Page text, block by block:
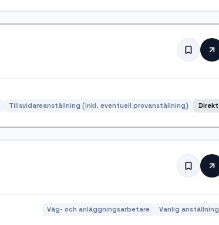
Tillsvidareanställning (inkl. eventuell provanställning) Direkt
Väg- och anläggningsarbetare Vanlig anställning